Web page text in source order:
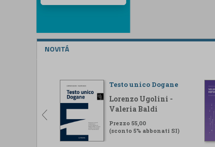
NOVITÁ
Testo unico Dogane
Lorenzo Ugolini -
Valeria Baldi
Prezzo 55,00
(sconto 5% abbonati SI)